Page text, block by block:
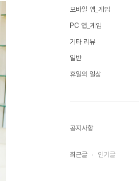
모바일 앱_게임
PC 앱_게임
기타 리뷰
일반
휴일의 일상
공지사항
최근글 인기글